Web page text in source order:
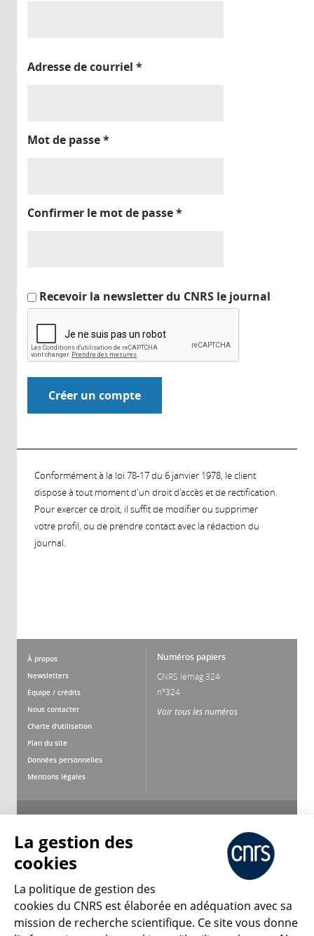
Adresse de courriel *
Mot de passe*
Confirmer le mot de passe*
Recevoir la newsletter du CNRS le journal
Conformément à la loi 78-17 du 6 janvier 1978, le client
dispose à tout moment d'un droit d'accès et de rectification.
Pour exercer ce droit, il suffit de modifier ou supprimer
votre profil, ou de prendre contact avec la rédaction du
journal.
À propos
Newsletters
Équipe / crédits
Nous contacter
Charte d'utilisation
Plan du site
Données personnelles
Mentions légales
Numéros papiers
CNRS lemag 324
n°324
Voir tous les numéros
CNRS Le Mag
La gestion des
cookies
La politique de gestion des
cookies du CNRS est élaborée en adéquation avec sa
mission de recherche scientifique. Ce site vous donne